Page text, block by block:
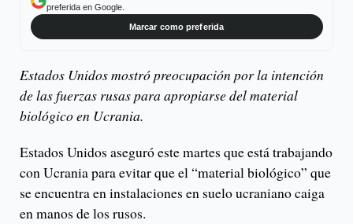
preferida en Google.
Marcar como preferida
Estados Unidos mostró preocupación por la intención
de las fuerzas rusas para apropiarse del material
biológico en Ucrania.
Estados Unidos aseguró este martes que está trabajando
con Ucrania para evitar que el “material biológico” que
se encuentra en instalaciones en suelo ucraniano caiga
en manos de los rusos.